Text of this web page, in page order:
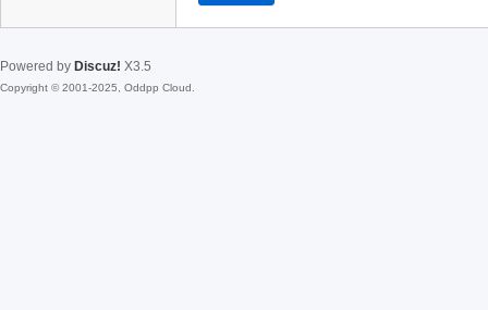
Powered by Discuz! X3.5
Copyright © 2001-2025, Oddpp Cloud.